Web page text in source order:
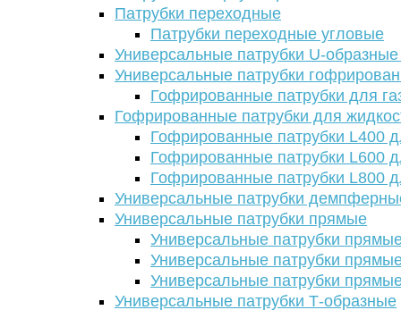
Патрубки переходные
Патрубки переходные угловые
Универсальные патрубки U-
Универсальные патрубки
Гофрированные патрубки для
Гофрированные патрубки для
Гофрированные патрубки L400
Гофрированные патрубки L600
Гофрированные патрубки L800
Универсальные патрубки
Универсальные патрубки прямые
Универсальные патрубки
Универсальные патрубки
Универсальные патрубки
Универсальные патрубки Т-образные